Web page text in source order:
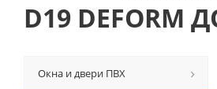
D19 DEFORM
Окна и двери ПВХ